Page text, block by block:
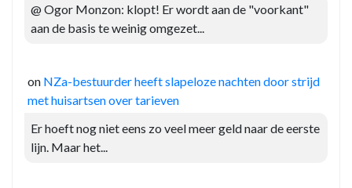
@ Ogor Monzon: klopt! Er wordt aan de "voorkant"
aan de basis te weinig omgezet...
on NZa-bestuurder heeft slapeloze nachten door strijd
met huisartsen over tarieven
Er hoeft nog niet eens zo veel meer geld naar de eerste
lijn. Maar het...